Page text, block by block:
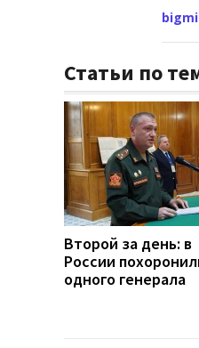
Статьи по
Второй за день: в
России
одного генерала